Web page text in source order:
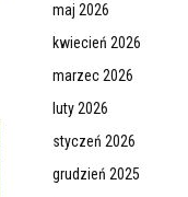
maj 2026
kwiecień 2026
marzec 2026
luty 2026
styczeń 2026
grudzień 2025